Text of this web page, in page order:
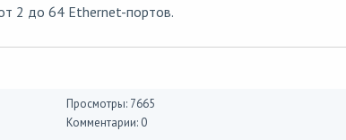
2 до 64 Ethernet-портов.
Просмотры: 7665
Комментарии: 0